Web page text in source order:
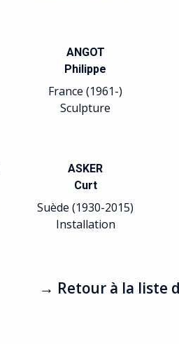
ANGOT
Philippe
France (1961-)
Sculpture
ASKER
Curt
Suède (1930-2015)
Installation
→ Retour à la liste